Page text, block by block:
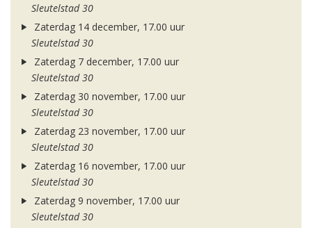
Sleutelstad 30
Zaterdag 14 december, 17.00 uur
Sleutelstad 30
Zaterdag 7 december, 17.00 uur
Sleutelstad 30
Zaterdag 30 november, 17.00 uur
Sleutelstad 30
Zaterdag 23 november, 17.00 uur
Sleutelstad 30
Zaterdag 16 november, 17.00 uur
Sleutelstad 30
Zaterdag 9 november, 17.00 uur
Sleutelstad 30